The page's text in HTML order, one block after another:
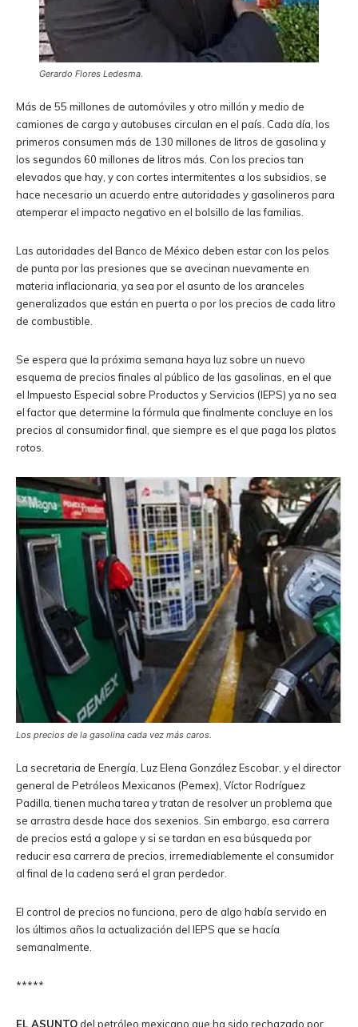
Gerardo Flores Ledesma.
Más de 55 millones de automóviles y otro millón y medio de
camiones de carga y autobuses circulan en el país. Cada día, los
primeros consumen más de 130 millones de litros de gasolina y
los segundos 60 millones de litros más. Con los precios tan
elevados que hay, y con cortes intermitentes a los subsidios, se
hace necesario un acuerdo entre autoridades y gasolineros para
atemperar el impacto negativo en el bolsillo de las familias.
Las autoridades del Banco de México deben estar con los pelos
de punta por las presiones que se avecinan nuevamente en
materia inflacionaria, ya sea por el asunto de los aranceles
generalizados que están en puerta o por los precios de cada litro
de combustible.
Se espera que la próxima semana haya luz sobre un nuevo
esquema de precios finales al público de las gasolinas, en el que
el Impuesto Especial sobre Productos y Servicios (IEPS) ya no sea
el factor que determine la fórmula que finalmente concluye en los
precios al consumidor final, que siempre es el que paga los platos
rotos.
Los precios de la gasolina cada vez más caros.
La secretaria de Energía, Luz Elena González Escobar, y el director
general de Petróleos Mexicanos (Pemex), Víctor Rodríguez
Padilla, tienen mucha tarea y tratan de resolver un problema que
se arrastra desde hace dos sexenios. Sin embargo, esa carrera
de precios está a galope y si se tardan en esa búsqueda por
reducir esa carrera de precios, irremediablemente el consumidor
al final de la cadena será el gran perdedor.
El control de precios no funciona, pero de algo había servido en
los últimos años la actualización del IEPS que se hacía
semanalmente.
*****
EL ASUNTO del petróleo mexicano que ha sido rechazado por